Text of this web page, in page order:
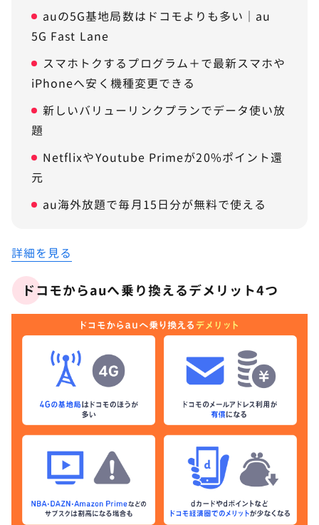
auの5G基地局数はドコモよりも多い｜au
5G Fast Lane
スマホトクするプログラム＋で最新スマホや
iPhoneへ安く機種変更できる
新しいバリューリンクプランでデータ使い放
題
NetflixやYoutube Primeが20%ポイント還
元
au海外放題で毎月15日分が無料で使える
詳細を見る
ドコモからauへ乗り換えるデメリット4つ